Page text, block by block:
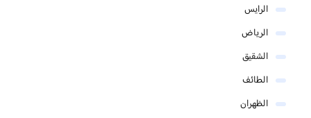
الرايس
الرياض
الشقيق
الطائف
الظهران